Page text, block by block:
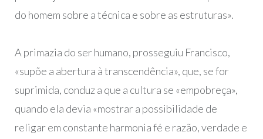
do homem sobre a técnica e sobre as estruturas».
A primazia do ser humano, prosseguiu Francisco,
«supõe a abertura à transcendência», que, se for
suprimida, conduz a que a cultura se «empobreça»,
quando ela devia «mostrar a possibilidade de
religar em constante harmonia fé e razão, verdade e